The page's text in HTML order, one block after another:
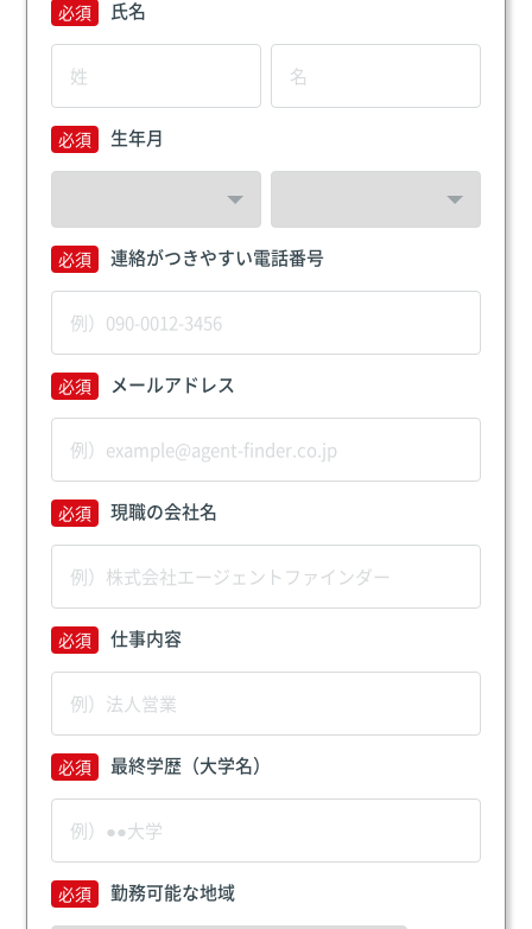
氏名
生年月
連絡がつきやすい電話番号
メールアドレス
現職の会社名
仕事内容
最終学歴（大学名）
勤務可能な地域